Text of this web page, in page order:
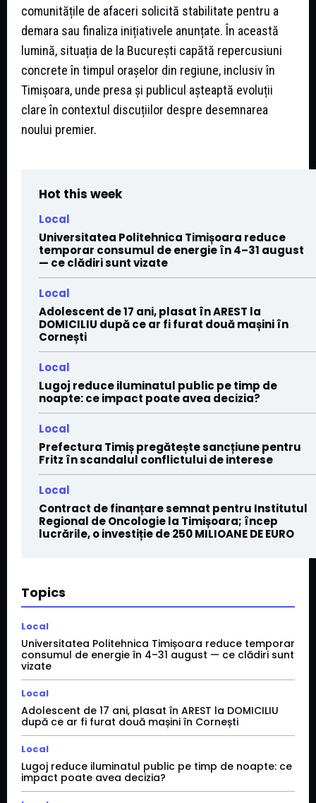
comunitățile de afaceri solicită stabilitate pentru a
demara sau finaliza inițiativele anunțate. În această
lumină, situația de la București capătă repercusiuni
concrete în timpul orașelor din regiune, inclusiv în
Timișoara, unde presa și publicul așteaptă evoluții
clare în contextul discuțiilor despre desemnarea
noului premier.
Hot this week
Local
Universitatea Politehnica Timișoara reduce
temporar consumul de energie în 4–31 august
— ce clădiri sunt vizate
Local
Adolescent de 17 ani, plasat în AREST la
DOMICILIU după ce ar fi furat două mașini în
Cornești
Local
Lugoj reduce iluminatul public pe timp de
noapte: ce impact poate avea decizia?
Local
Prefectura Timiș pregătește sancțiune pentru
Fritz în scandalul conflictului de interese
Local
Contract de finanțare semnat pentru Institutul
Regional de Oncologie la Timișoara; încep
lucrările, o investiție de 250 MILIOANE DE EURO
Topics
Local
Universitatea Politehnica Timișoara reduce temporar
consumul de energie în 4–31 august — ce clădiri sunt
vizate
Local
Adolescent de 17 ani, plasat în AREST la DOMICILIU
după ce ar fi furat două mașini în Cornești
Local
Lugoj reduce iluminatul public pe timp de noapte: ce
impact poate avea decizia?